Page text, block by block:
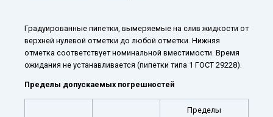
Градуированные пипетки, вымеряемые на слив жидкости от
верхней нулевой отметки до любой отметки. Нижняя
отметка соответствует номинальной вместимости. Время
ожидания не устанавливается (пипетки типа 1 ГОСТ 29228).
Пределы допускаемых погрешностей
Пределы